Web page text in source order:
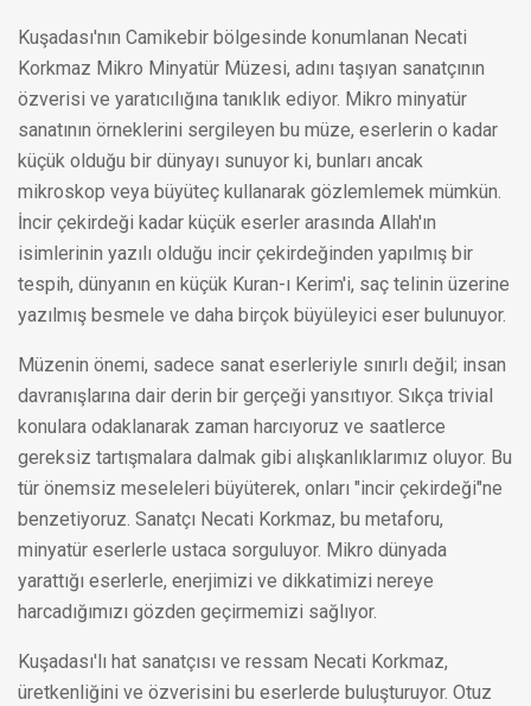
Kuşadası'nın Camikebir bölgesinde konumlanan Necati
Korkmaz Mikro Minyatür Müzesi, adını taşıyan sanatçının
özverisi ve yaratıcılığına tanıklık ediyor. Mikro minyatür
sanatının örneklerini sergileyen bu müze, eserlerin o kadar
küçük olduğu bir dünyayı sunuyor ki, bunları ancak
mikroskop veya büyüteç kullanarak gözlemlemek mümkün.
İncir çekirdeği kadar küçük eserler arasında Allah'ın
isimlerinin yazılı olduğu incir çekirdeğinden yapılmış bir
tespih, dünyanın en küçük Kuran-ı Kerim'i, saç telinin üzerine
yazılmış besmele ve daha birçok büyüleyici eser bulunuyor.
Müzenin önemi, sadece sanat eserleriyle sınırlı değil; insan
davranışlarına dair derin bir gerçeği yansıtıyor. Sıkça trivial
konulara odaklanarak zaman harcıyoruz ve saatlerce
gereksiz tartışmalara dalmak gibi alışkanlıklarımız oluyor. Bu
tür önemsiz meseleleri büyüterek, onları "incir çekirdeği"ne
benzetiyoruz. Sanatçı Necati Korkmaz, bu metaforu,
minyatür eserlerle ustaca sorguluyor. Mikro dünyada
yarattığı eserlerle, enerjimizi ve dikkatimizi nereye
harcadığımızı gözden geçirmemizi sağlıyor.
Kuşadası'lı hat sanatçısı ve ressam Necati Korkmaz,
üretkenliğini ve özverisini bu eserlerde buluşturuyor. Otuz